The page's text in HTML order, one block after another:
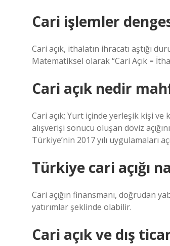
Cari işlemler
Cari açık, ithalatın ihracatı aştığı
Matematiksel olarak “Cari Açık =
Cari açık nedir
Cari açık; Yurt içinde yerleşik kişi
alışverişi sonucu oluşan döviz
Türkiye’nin 2017 yılı uygulamaları
Türkiye cari açığı
Cari açığın finansmanı, doğrudan
yatırımlar şeklinde olabilir.
Cari açık ve dış